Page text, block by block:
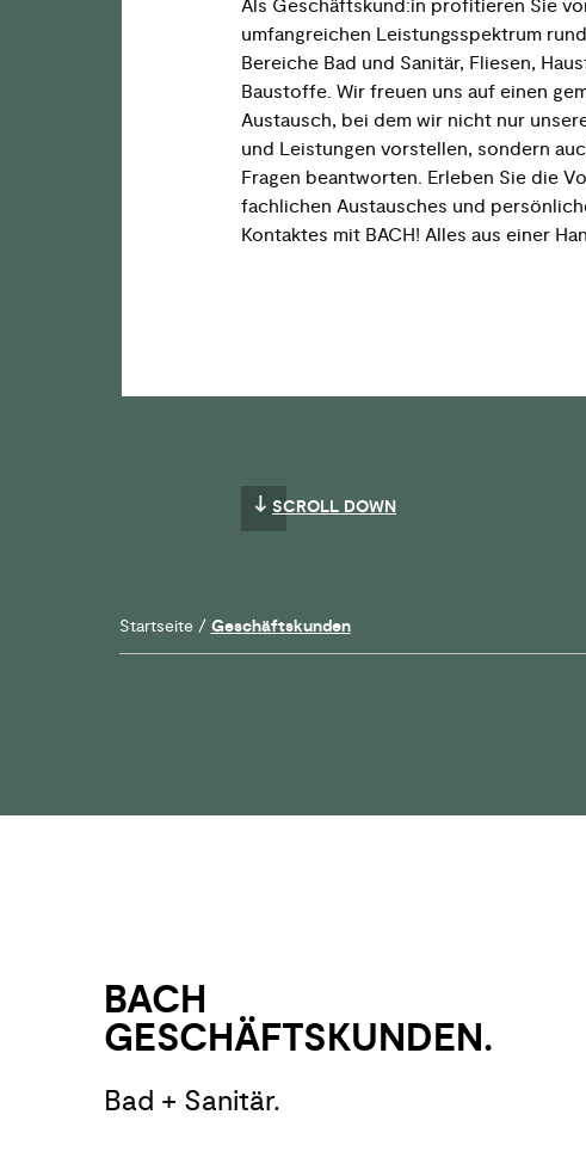
Als Geschäftskund:in profitieren Sie
umfangreichen Leistungsspektrum
Bereiche Bad und Sanitär, Fliesen,
Baustoffe. Wir freuen uns auf einen
Austausch, bei dem wir nicht nur
und Leistungen vorstellen, sondern
Fragen beantworten. Erleben Sie die
fachlichen Austausches und
Kontaktes mit BACH! Alles aus einer
SCROLL DOWN
Startseite/ Geschäftskunden
BACH
GESCHÄFTS­­KUNDEN.
Bad + Sanitär.